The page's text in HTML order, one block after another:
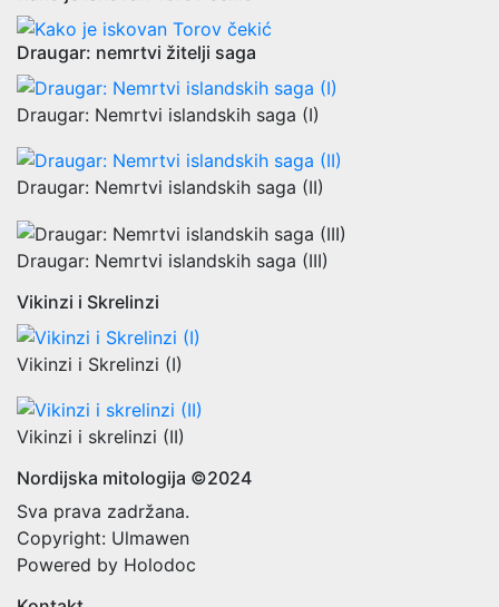
Draugar: nemrtvi žitelji saga
Draugar: Nemrtvi islandskih saga (I)
Draugar: Nemrtvi islandskih saga (II)
Draugar: Nemrtvi islandskih saga (III)
Vikinzi i Skrelinzi
Vikinzi i Skrelinzi (I)
Vikinzi i skrelinzi (II)
Nordijska mitologija ©2024
Sva prava zadržana.
Copyright: Ulmawen
Powered by Holodoc